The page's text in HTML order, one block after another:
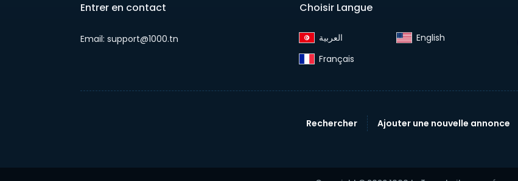
Entrer en contact
Email: support@1000.tn
Choisir Langue
English‎
Français‎
Rechercher Ajouter une nouvelle annonce